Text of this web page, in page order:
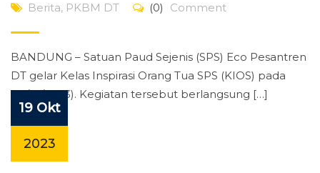
Berita, PKBM DT (0) Comment
BANDUNG – Satuan Paud Sejenis (SPS) Eco Pesantren
DT gelar Kelas Inspirasi Orang Tua SPS (KIOS) pada
(19/10/2023). Kegiatan tersebut berlangsung […]
19 Okt
2023